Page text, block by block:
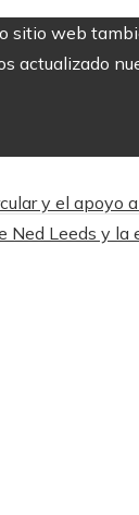
sitio web
actualizado
y el apoyo
Ned Leeds y la